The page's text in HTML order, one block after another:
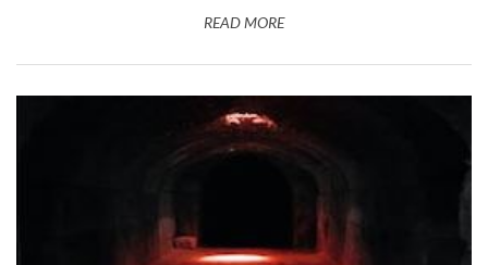
READ MORE